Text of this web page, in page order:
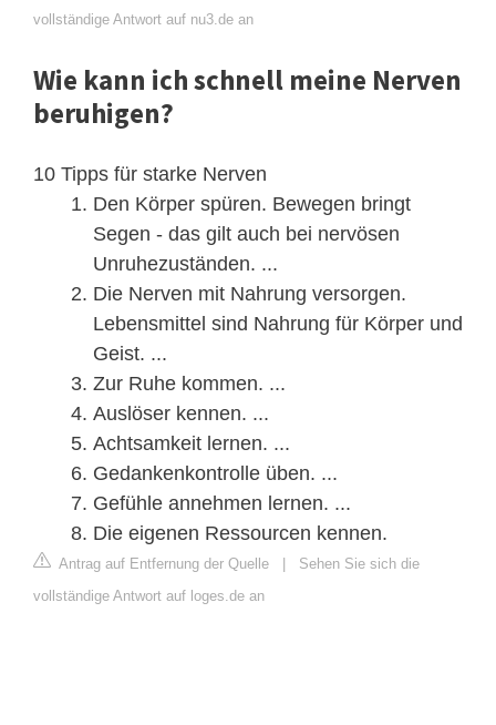
vollständige Antwort auf nu3.de an
Wie kann ich schnell meine Nerven
beruhigen?
10 Tipps für starke Nerven
Den Körper spüren. Bewegen bringt
Segen - das gilt auch bei nervösen
Unruhezuständen. ...
Die Nerven mit Nahrung versorgen.
Lebensmittel sind Nahrung für Körper und
Geist. ...
Zur Ruhe kommen. ...
Auslöser kennen. ...
Achtsamkeit lernen. ...
Gedankenkontrolle üben. ...
Gefühle annehmen lernen. ...
Die eigenen Ressourcen kennen.
Antrag auf Entfernung der Quelle
Sehen Sie sich die
vollständige Antwort auf loges.de an